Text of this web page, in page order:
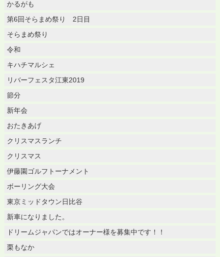
かるがも
第6回そらまめ祭り 2日目
そらまめ祭り
令和
キハチマルシェ
リバーフェスタ江東2019
節分
新年会
おたきあげ
クリスマスランチ
クリスマス
伊藤園ゴルフトーナメント
ボーリング大会
東京ミッドタウン日比谷
新車になりました。
ドリームジャパンではオーナー様を募集中です！！
栗もなか